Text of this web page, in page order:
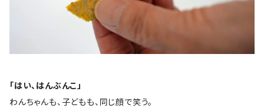
「はい、はんぶんこ」
わんちゃんも、子どもも、同じ顔で笑う。